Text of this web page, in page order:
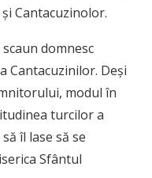
Cantacuzinolor.
domnesc
Cantacuzinilor. Deși
modul în
turcilor a
îl lase să se
Sfântul